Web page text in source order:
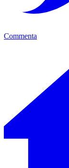
Commenta